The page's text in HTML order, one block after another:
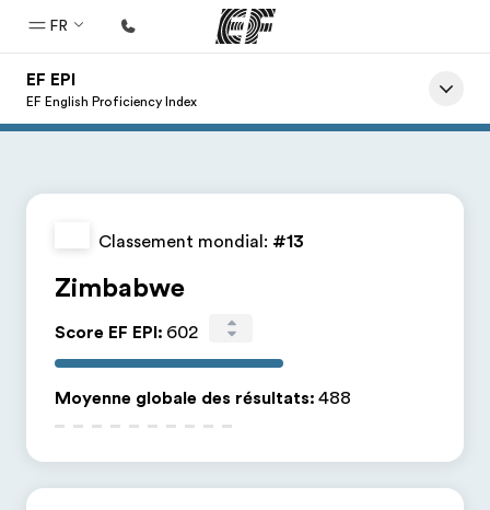
FR
Accueil
Trouver un bureau
A propos de nous
EF recrute
Rejoignez nos équipes
EF EPI
EF English Proficiency Index
Classement mondial: #13
Zimbabwe
Score EF EPI: 602
Moyenne globale des résultats: 488